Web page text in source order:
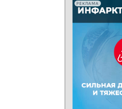
РЕКЛАМА